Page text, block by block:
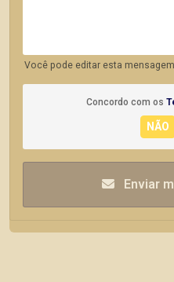
Você pode editar esta
Concordo com os
Enviar